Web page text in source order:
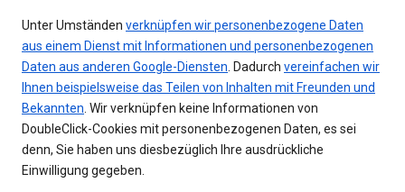
Unter Umständen verknüpfen wir personenbezogene Daten
aus einem Dienst mit Informationen und personenbezogenen
Daten aus anderen Google-Diensten. Dadurch vereinfachen wir
Ihnen beispielsweise das Teilen von Inhalten mit Freunden und
Bekannten. Wir verknüpfen keine Informationen von
DoubleClick-Cookies mit personenbezogenen Daten, es sei
denn, Sie haben uns diesbezüglich Ihre ausdrückliche
Einwilligung gegeben.